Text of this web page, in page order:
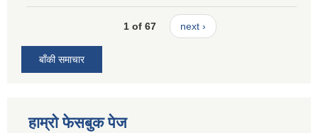
1 of 67 next ›
बाँकी समाचार
हाम्रो फेसबुक पेज